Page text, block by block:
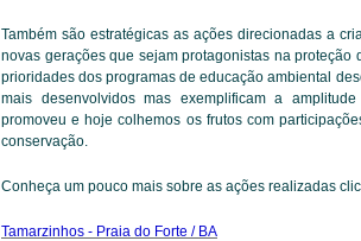
Também são estratégicas as ações direcionadas a
novas gerações que sejam protagonistas na
prioridades dos programas de educação ambiental
mais desenvolvidos mas exemplificam a
promoveu e hoje colhemos os frutos com
conservação.
Conheça um pouco mais sobre as ações realizadas
Tamarzinhos - Praia do Forte / BA